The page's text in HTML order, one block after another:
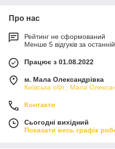
Про нас
Рейтинг не сформований
Менше 5 відгуків за останній
Працює з 01.08.2022
м. Мала Олександрівка
Київська обл., Мала
Контакти
Сьогодні вихідний
Показати весь графік